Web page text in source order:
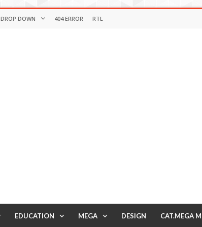
DROP DOWN 404 ERROR RTL
EDUCATION MEGA DESIGN CAT.MEGA